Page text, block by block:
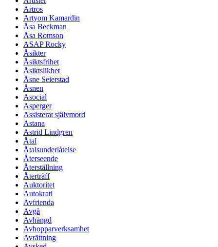
Artros
Artyom Kamardin
Åsa Beckman
Åsa Romson
ASAP Rocky
Åsikter
Åsiktsfrihet
Åsiktslikhet
Åsne Seierstad
Åsnen
Asocial
Asperger
Assisterat självmord
Astana
Astrid Lindgren
Åtal
Åtalsunderlåtelse
Återseende
Återställning
Återträff
Auktoritet
Autokrati
Avfrienda
Avgå
Avhängd
Avhopparverksamhet
Avrättning